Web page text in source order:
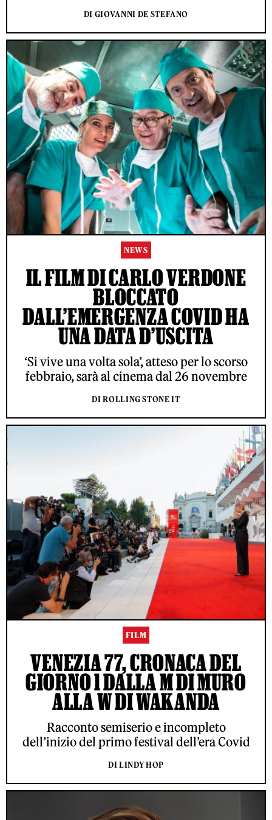
DI GIOVANNI DE STEFANO
NEWS
IL FILM DI CARLO VERDONE
BLOCCATO
DALL’EMERGENZA COVID HA
UNA DATA D’USCITA
‘Si vive una volta sola’, atteso per lo scorso
febbraio, sarà al cinema dal 26 novembre
DI ROLLING STONE IT
FILM
VENEZIA 77, CRONACA DEL
GIORNO 1 DALLA M DI MURO
ALLA W DI WAKANDA
Racconto semiserio e incompleto
dell’inizio del primo festival dell’era Covid
DI LINDY HOP